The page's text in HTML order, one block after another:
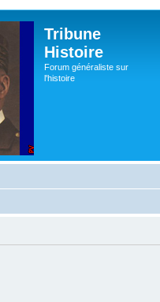
Tribune
Histoire
Forum généraliste sur
l'histoire